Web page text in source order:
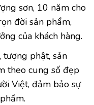
sơn, 10 năm cho
đời sản phẩm,
của khách hàng.
tượng phật, sản
theo cung số đẹp
Việt, đảm bảo sự